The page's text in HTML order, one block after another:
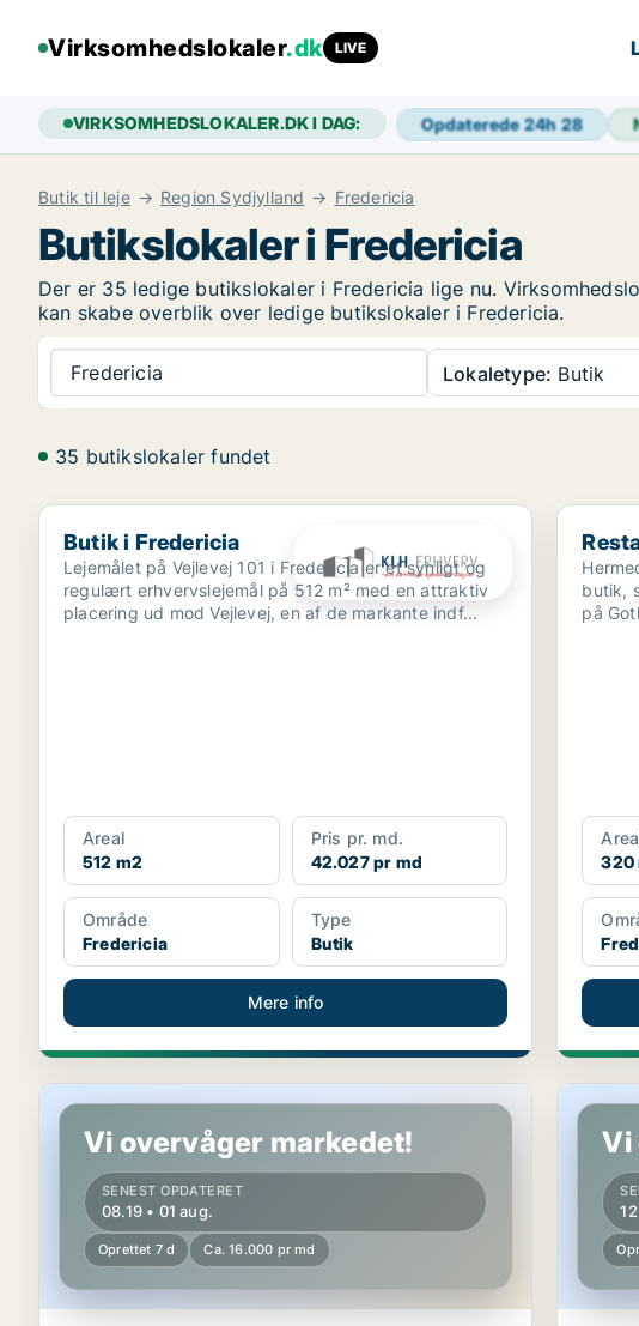
Virksomhedslokaler.dk LIVE
VIRKSOMHEDSLOKALER.DK I DAG: Opdaterede 24h 28
Butik til leje Region Sydjylland Fredericia
Butikslokaler i Fredericia
Der er 35 ledige butikslokaler i Fredericia lige nu.
kan skabe overblik over ledige butikslokaler i Fredericia.
Fredericia Lokaletype: Butik
35 butikslokaler fundet
Butik i Fredericia
Butik i Fredericia
Lejemålet på Vejlevej 101 i Fredericia er et synligt og
regulært erhvervslejemål på 512 m² med en attraktiv
placering ud mod Vejlevej, en af de markante indf...
Areal
512 m2
Pris pr. md.
42.027 pr md
Område
Fredericia
Type
Butik
Mere info
butik,
320
Butik i Fredericia
Vi overvåger markedet!
SENEST OPDATERET
08.19 • 01 aug.
Oprettet 7 d Ca. 16.000 pr md
Butik i
Vi